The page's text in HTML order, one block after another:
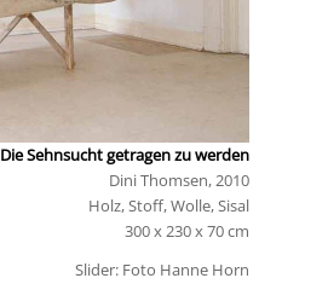
Die Sehnsucht getragen zu werden
Dini Thomsen, 2010
Holz, Stoff, Wolle, Sisal
300 x 230 x 70 cm
Slider: Foto Hanne Horn